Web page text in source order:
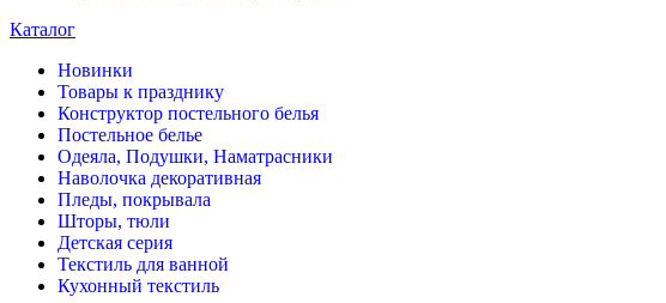
Каталог
Новинки
Товары к празднику
Конструктор постельного белья
Постельное белье
Одеяла, Подушки, Наматрасники
Наволочка декоративная
Пледы, покрывала
Шторы, тюли
Детская серия
Текстиль для ванной
Кухонный текстиль